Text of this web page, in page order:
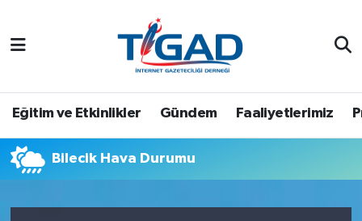
Eğitim ve Etkinlikler Gündem Faaliyetlerimiz
Bilecik Hava Durumu
Nöbetçi Eczaneler